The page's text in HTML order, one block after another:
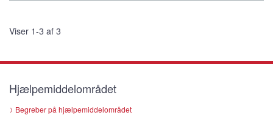
Viser 1-3 af 3
Hjælpemiddelområdet
Begreber på hjælpemiddelområdet